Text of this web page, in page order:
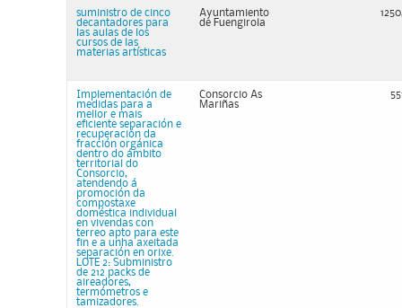
suministro de cinco
decantadores para
las aulas de los
cursos de las
materias artísticas
Ayuntamiento
de Fuengirola
Implementación de
medidas para a
mellor e mais
eficiente separación e
recuperación da
fracción orgánica
dentro do ámbito
territorial do
Consorcio,
atendendo á
promoción da
compostaxe
doméstica individual
en vivendas con
terreo apto para este
fin e a unha axeitada
separación en orixe.
LOTE 2: Subministro
de 212 packs de
aireadores,
termómetros e
tamizadores.
Consorcio As
Mariñas